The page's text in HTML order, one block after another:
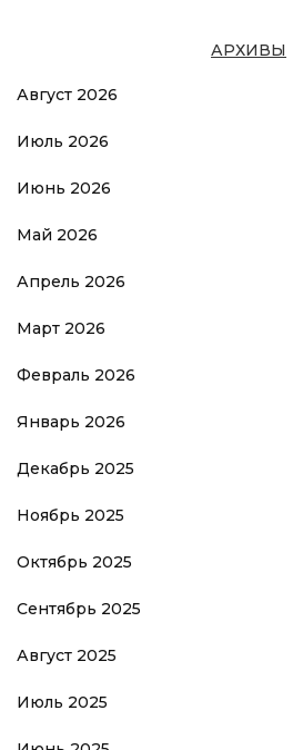
АРХИВЫ
Август 2026
Июль 2026
Июнь 2026
Май 2026
Апрель 2026
Март 2026
Февраль 2026
Январь 2026
Декабрь 2025
Ноябрь 2025
Октябрь 2025
Сентябрь 2025
Август 2025
Июль 2025